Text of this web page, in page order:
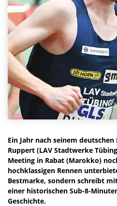
Ein Jahr nach seinem
Ruppert (LAV Stadtwerke
Meeting in Rabat (Marokko)
hochklassigen Rennen
Bestmarke, sondern schreibt
einer historischen Sub-8-
Geschichte.